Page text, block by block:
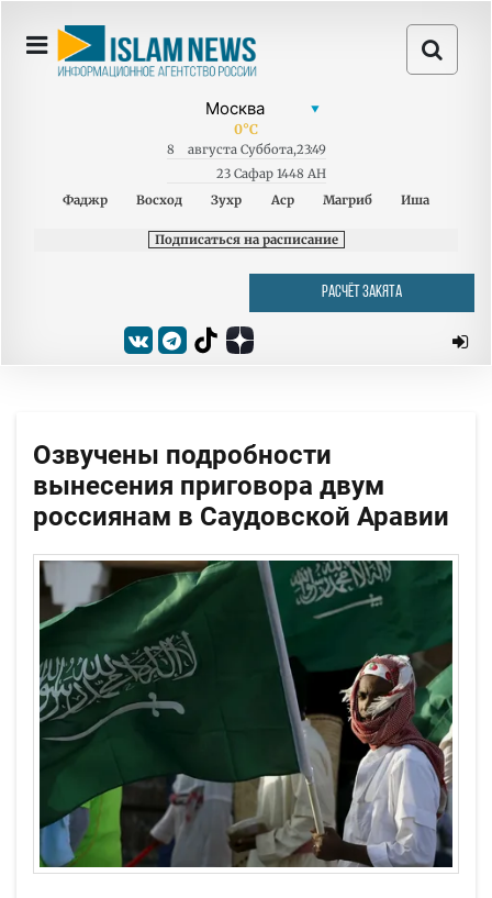
0°C
8 августа Суббота,23:49
23 Сафар 1448 AH
Фаджр
Восход Зухр Аср Магриб Иша
Подписаться на расписание
РАСЧЁТ ЗАКЯТА
Озвучены подробности
вынесения приговора двум
россиянам в Саудовской Аравии